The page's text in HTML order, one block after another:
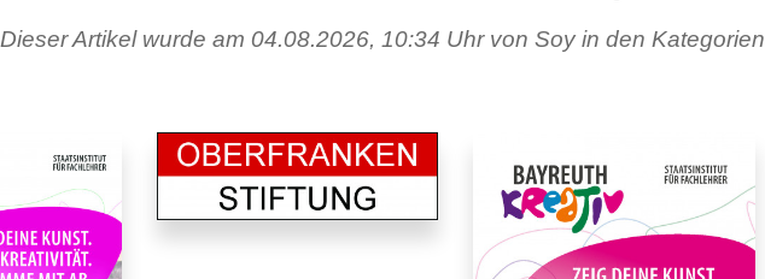
Dieser Artikel wurde am 04.08.2026, 10:34 Uhr von Soy in den Kategorien